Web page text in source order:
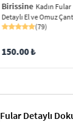
Birissine Kadın Fular
Detaylı El ve Omuz
(79)
150.00 ₺
Fular Detaylı